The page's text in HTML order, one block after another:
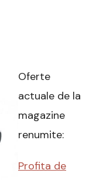
Oferte
actuale de la
magazine
renumite:
Profita de